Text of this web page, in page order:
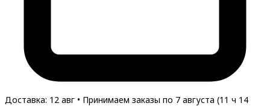
Доставка: 12 авг • Принимаем заказы по 7 августа (11 ч 14